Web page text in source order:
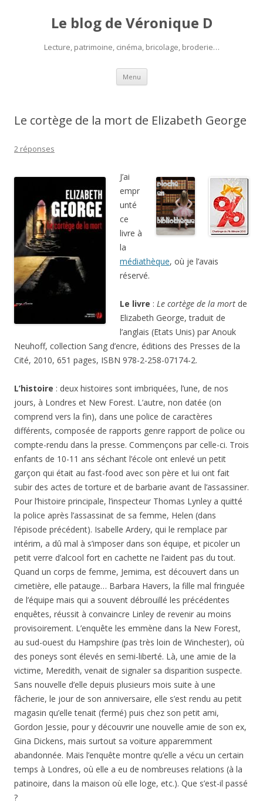
Le blog de Véronique D
Lecture, patrimoine, cinéma, bricolage, broderie…
Menu Aller
contenu
Le cortège de la mort de Elizabeth George
2 réponses
J’ai
empr
unté
ce
livre à
la
médiathèque, où je l’avais
réservé.
Le livre : Le cortège de la mort de
Elizabeth George, traduit de
l’anglais (Etats Unis) par Anouk
Neuhoff, collection Sang d’encre, éditions des Presses de la
Cité, 2010, 651 pages, ISBN 978-2-258-07174-2.
L’histoire : deux histoires sont imbriquées, l’une, de nos
jours, à Londres et New Forest. L’autre, non datée (on
comprend vers la fin), dans une police de caractères
différents, composée de rapports genre rapport de police ou
compte-rendu dans la presse. Commençons par celle-ci. Trois
enfants de 10-11 ans séchant l’école ont enlevé un petit
garçon qui était au fast-food avec son père et lui ont fait
subir des actes de torture et de barbarie avant de l’assassiner.
Pour l’histoire principale, l’inspecteur Thomas Lynley a quitté
la police après l’assassinat de sa femme, Helen (dans
l’épisode précédent). Isabelle Ardery, qui le remplace par
intérim, a dû mal à s’imposer dans son équipe, et picoler un
petit verre d’alcool fort en cachette ne l’aident pas du tout.
Quand un corps de femme, Jemima, est découvert dans un
cimetière, elle patauge… Barbara Havers, la fille mal fringuée
de l’équipe mais qui a souvent débrouillé les précédentes
enquêtes, réussit à convaincre Linley de revenir au moins
provisoirement. L’enquête les emmène dans la New Forest,
au sud-ouest du Hampshire (pas très loin de Winchester), où
des poneys sont élevés en semi-liberté. Là, une amie de la
victime, Meredith, venait de signaler sa disparition suspecte.
Sans nouvelle d’elle depuis plusieurs mois suite à une
fâcherie, le jour de son anniversaire, elle s’est rendu au petit
magasin qu’elle tenait (fermé) puis chez son petit ami,
Gordon Jessie, pour y découvrir une nouvelle amie de son ex,
Gina Dickens, mais surtout sa voiture apparemment
abandonnée. Mais l’enquête montre qu’elle a vécu un certain
temps à Londres, où elle a eu de nombreuses relations (à la
patinoire, dans la maison où elle loge, etc.). Que s’est-il passé
?